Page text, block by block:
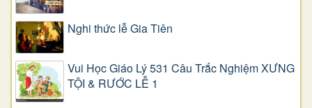
Nghi thức lễ Gia Tiên
Vui Học Giáo Lý 531 Câu Trắc Nghiệm XƯNG
TỘI & RƯỚC LỄ 1